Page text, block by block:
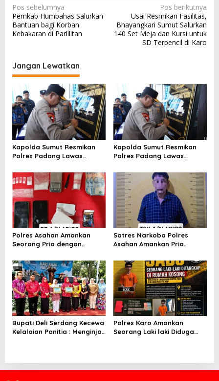
N
a
v
g
a
s
i
p
o
s
Pos sebelumnya
Pemkab Humbahas Salurkan
Bantuan bagi Korban
Kebakaran di Parlilitan
Pos berikutnya
Usai Resmikan Fasilitas,
Bhayangkari Sumut Salurkan
140 Set Meja dan Kursi untuk
SD Terpencil di Karo
Jangan Lewatkan
Kapolda Sumut Resmikan
Polres Padang Lawas
Humanis dan Penambahan
Personel
Kapolda Sumut Resmikan
Polres Padang Lawas
Humanis dan Penambahan
Personel
Polres Asahan Amankan
Seorang Pria dengan
Sabu
Satres Narkoba Polres
Asahan Amankan Pria
Gram Barang Bukti
Bupati Deli Serdang Kecewa
Kelalaian Panitia : Menginjak
Polres Karo Amankan
Seorang Laki laki Diduga